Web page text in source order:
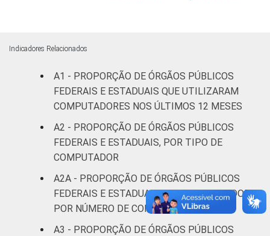
Indicadores Relacionados
A1 - PROPORÇÃO DE ÓRGÃOS PÚBLICOS
FEDERAIS E ESTADUAIS QUE UTILIZARAM
COMPUTADORES NOS ÚLTIMOS 12 MESES
A2 - PROPORÇÃO DE ÓRGÃOS PÚBLICOS
FEDERAIS E ESTADUAIS, POR TIPO DE
COMPUTADOR
A2A - PROPORÇÃO DE ÓRGÃOS PÚBLICOS
FEDERAIS E ESTADUAIS COM COMPUTADOR,
POR NÚMERO DE COMPUTADORES
A3 - PROPORÇÃO DE ÓRGÃOS PÚBLICOS